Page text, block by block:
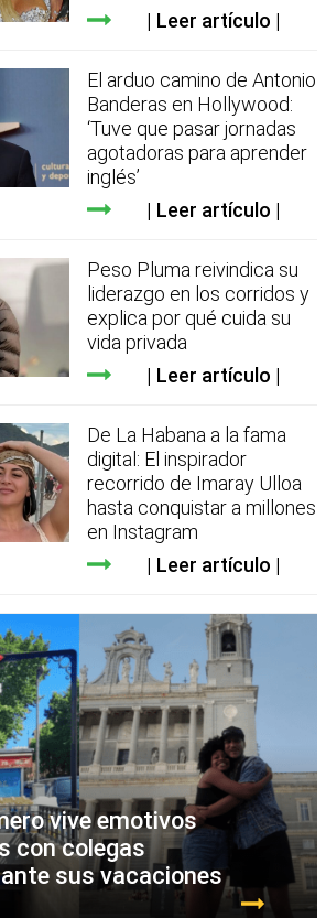
Leer artículo
El arduo camino de Antonio
Banderas en Hollywood:
‘Tuve que pasar jornadas
agotadoras para aprender
inglés’
Leer artículo
Peso Pluma reivindica su
liderazgo en los corridos y
explica por qué cuida su
vida privada
Leer artículo
De La Habana a la fama
digital: El inspirador
recorrido de Imaray Ulloa
hasta conquistar a millones
en Instagram
Leer artículo
vive emotivos
con colegas
sus vacaciones